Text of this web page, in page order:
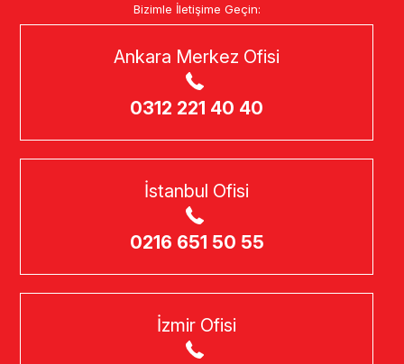
Bizimle İletişime Geçin:
Ankara Merkez Ofisi
0312 221 40 40
İstanbul Ofisi
0216 651 50 55
İzmir Ofisi